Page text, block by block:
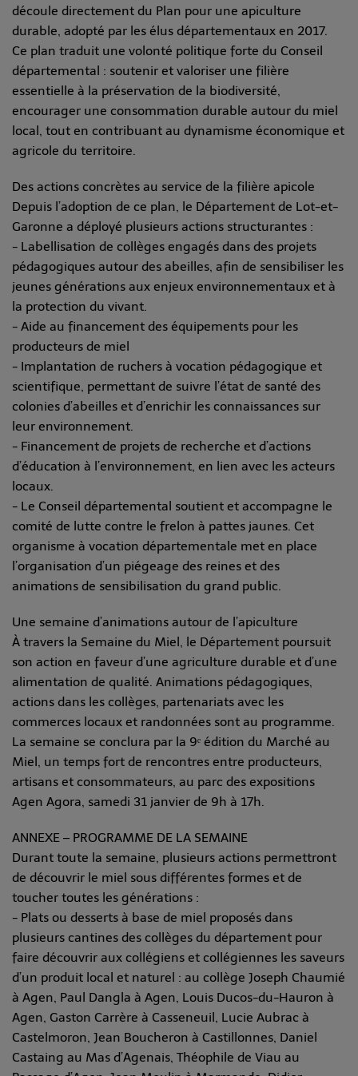
découle directement du Plan pour une apiculture
durable, adopté par les élus départementaux en 2017.
Ce plan traduit une volonté politique forte du Conseil
départemental : soutenir et valoriser une filière
essentielle à la préservation de la biodiversité,
encourager une consommation durable autour du miel
local, tout en contribuant au dynamisme économique et
agricole du territoire.
Des actions concrètes au service de la filière apicole
Depuis l’adoption de ce plan, le Département de Lot-et-
Garonne a déployé plusieurs actions structurantes :
- Labellisation de collèges engagés dans des projets
pédagogiques autour des abeilles, afin de sensibiliser les
jeunes générations aux enjeux environnementaux et à
la protection du vivant.
- Aide au financement des équipements pour les
producteurs de miel
- Implantation de ruchers à vocation pédagogique et
scientifique, permettant de suivre l’état de santé des
colonies d’abeilles et d’enrichir les connaissances sur
leur environnement.
- Financement de projets de recherche et d’actions
d’éducation à l’environnement, en lien avec les acteurs
locaux.
- Le Conseil départemental soutient et accompagne le
comité de lutte contre le frelon à pattes jaunes. Cet
organisme à vocation départementale met en place
l’organisation d’un piégeage des reines et des
animations de sensibilisation du grand public.
Une semaine d’animations autour de l’apiculture
À travers la Semaine du Miel, le Département poursuit
son action en faveur d’une agriculture durable et d’une
alimentation de qualité. Animations pédagogiques,
actions dans les collèges, partenariats avec les
commerces locaux et randonnées sont au programme.
La semaine se conclura par la 9ᵉ édition du Marché au
Miel, un temps fort de rencontres entre producteurs,
artisans et consommateurs, au parc des expositions
Agen Agora, samedi 31 janvier de 9h à 17h.
ANNEXE – PROGRAMME DE LA SEMAINE
Durant toute la semaine, plusieurs actions permettront
de découvrir le miel sous différentes formes et de
toucher toutes les générations :
- Plats ou desserts à base de miel proposés dans
plusieurs cantines des collèges du département pour
faire découvrir aux collégiens et collégiennes les saveurs
d’un produit local et naturel : au collège Joseph Chaumié
à Agen, Paul Dangla à Agen, Louis Ducos-du-Hauron à
Agen, Gaston Carrère à Casseneuil, Lucie Aubrac à
Castelmoron, Jean Boucheron à Castillonnes, Daniel
Castaing au Mas d’Agenais, Théophile de Viau au